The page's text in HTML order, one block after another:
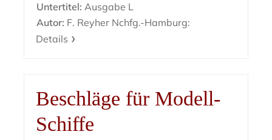
Untertitel: Ausgabe L
Autor: F. Reyher Nchfg.-Hamburg:
Details
Beschläge für Modell-
Schiffe